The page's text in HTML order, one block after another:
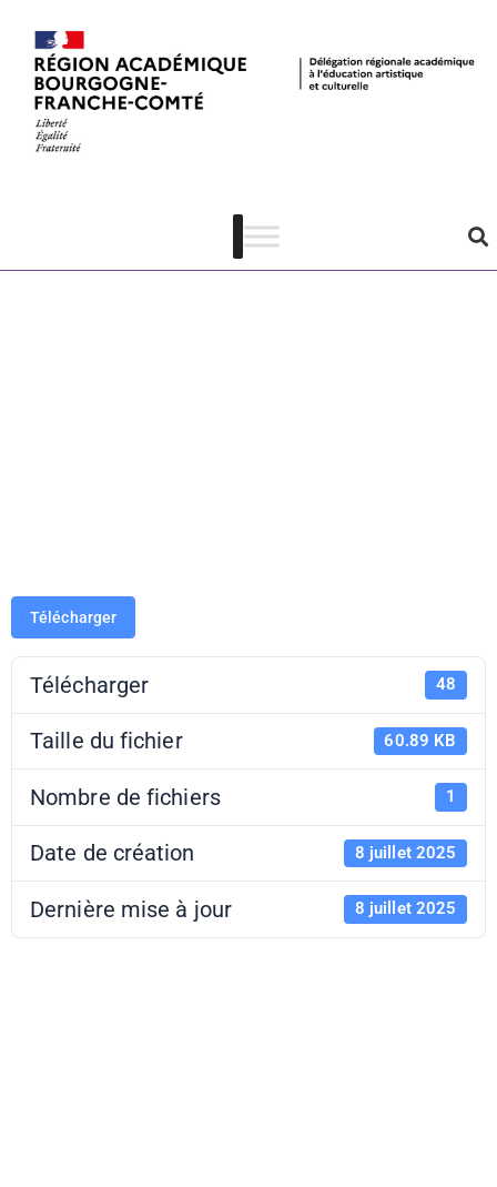
Routes des
mémoires en
BFC – Liste des
Télécharger
Télécharger 48
Taille du fichier 60.89 KB
Nombre de fichiers 1
Date de création 8 juillet 2025
Dernière mise à jour 8 juillet 2025